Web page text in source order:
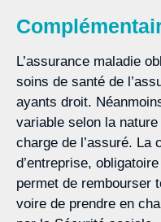
L’assurance maladie
soins de santé de
ayants droit.
variable selon la
charge de l’assuré. La
d’entreprise,
permet de rembourser
voire de prendre en